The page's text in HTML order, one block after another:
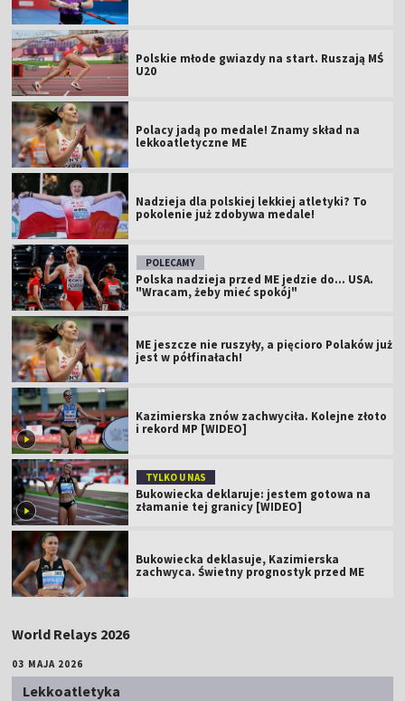
Polskie młode gwiazdy na start. Ruszają MŚ
U20
Polacy jadą po medale! Znamy skład na
lekkoatletyczne ME
Nadzieja dla polskiej lekkiej atletyki? To
pokolenie już zdobywa medale!
POLECAMY
Polska nadzieja przed ME jedzie do... USA.
"Wracam, żeby mieć spokój"
ME jeszcze nie ruszyły, a pięcioro Polaków już
jest w półfinałach!
Kazimierska znów zachwyciła. Kolejne złoto
i rekord MP [WIDEO]
TYLKO U NAS
Bukowiecka deklaruje: jestem gotowa na
złamanie tej granicy [WIDEO]
Bukowiecka deklasuje, Kazimierska
zachwyca. Świetny prognostyk przed ME
World Relays 2026
03 MAJA 2026
Lekkoatletyka